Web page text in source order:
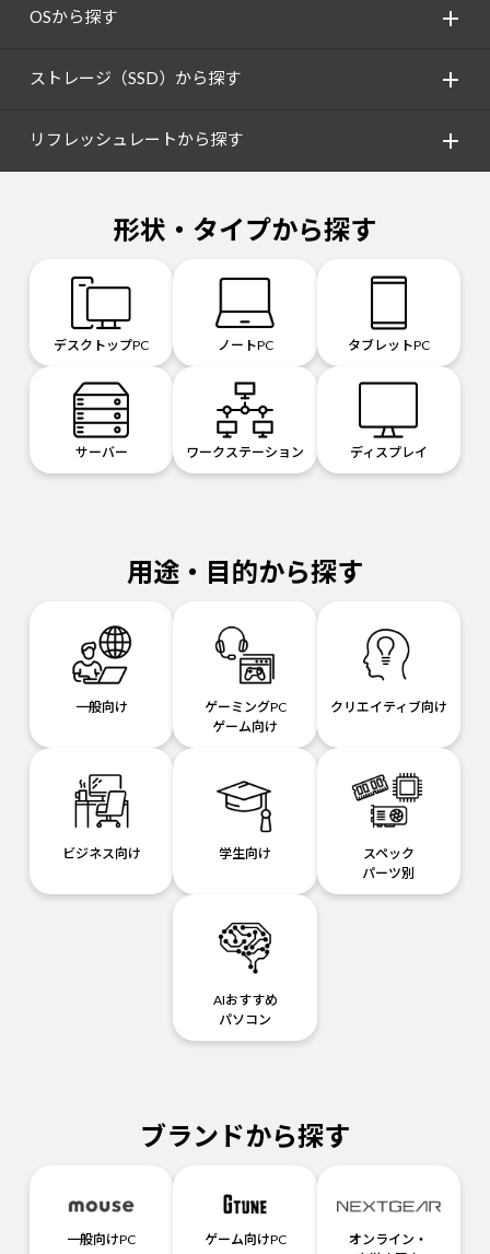
OSから探す
ストレージ（SSD）から探す
リフレッシュレートから探す
形状・タイプから探す
デスクトップPC ノートPC タブレットPC
サーバー ワークステーション ディスプレイ
用途・目的から探す
一般向け
ゲーミングPC
ゲーム向け
クリエイティブ向け
ビジネス向け 学生向け
スペック
パーツ別
AIおすすめ
パソコン
ブランドから探す
一般向けPC ゲーム向けPC
オンライン・